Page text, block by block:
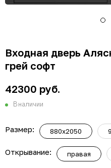
Входная дверь
грей софт
42300 руб.
В наличии
Размер: 880x2050
Открывание: правая